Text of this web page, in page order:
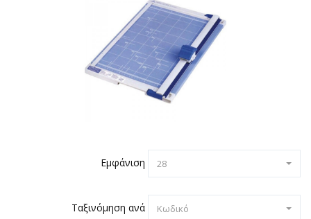
Εμφάνιση 28
Ταξινόμηση ανά Κωδικό